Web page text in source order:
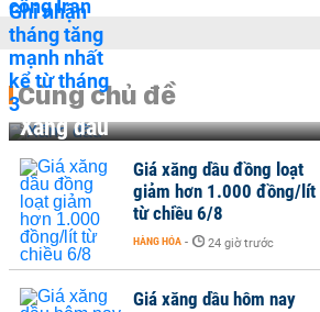
Cùng chủ đề
Xăng dầu
Giá xăng dầu đồng loạt
giảm hơn 1.000 đồng/lít
từ chiều 6/8
HÀNG HÓA - 24 giờ trước
Giá xăng dầu hôm nay